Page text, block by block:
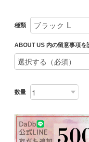
種類
ABOUT US 内の留意事項を
数量